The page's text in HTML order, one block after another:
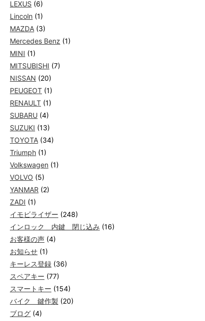
LEXUS (6)
Lincoln (1)
MAZDA (3)
Mercedes Benz (1)
MINI (1)
MITSUBISHI (7)
NISSAN (20)
PEUGEOT (1)
RENAULT (1)
SUBARU (4)
SUZUKI (13)
TOYOTA (34)
Triumph (1)
Volkswagen (1)
VOLVO (5)
YANMAR (2)
ZADI (1)
イモビライザー (248)
インロック 内鍵 閉じ込み (16)
お客様の声 (4)
お知らせ (1)
キーレス登録 (36)
スペアキー (77)
スマートキー (154)
バイク 鍵作製 (20)
ブログ (4)